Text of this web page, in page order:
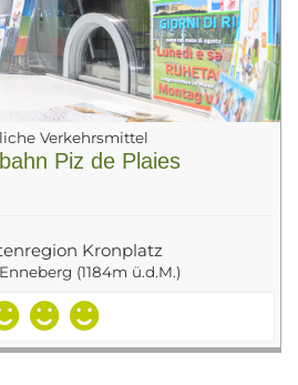
Verkehrsmittel
Piz de Plaies
Kronplatz
(1184m ü.d.M.)